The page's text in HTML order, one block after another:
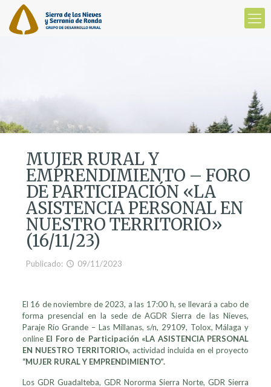
MUJER RURAL Y
EMPRENDIMIENTO – FORO
DE PARTICIPACIÓN «LA
ASISTENCIA PERSONAL EN
NUESTRO TERRITORIO»
(16/11/23)
Publicado: 09/11/2023
El 16 de noviembre de 2023, a las 17:00 h, se llevará a cabo de
forma presencial en la sede de AGDR Sierra de las Nieves,
Paraje Río Grande – Las Millanas, s/n, 29109, Tolox, Málaga y
online El Foro de Participación «LA ASISTENCIA PERSONAL
EN NUESTRO TERRITORIO», actividad incluida en el proyecto
“MUJER RURAL Y EMPRENDIMIENTO”.
Los GDR Guadalteba, GDR Nororma Sierra Norte, GDR Sierra